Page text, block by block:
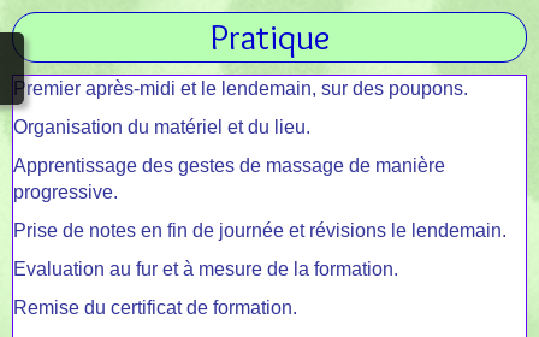
Pratique
Premier après-midi et le lendemain, sur des poupons.
Organisation du matériel et du lieu.
Apprentissage des gestes de massage de manière
progressive.
Prise de notes en fin de journée et révisions le lendemain.
Evaluation au fur et à mesure de la formation.
Remise du certificat de formation.